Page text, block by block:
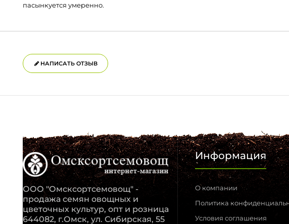
пасынкуется умеренно.
НАПИСАТЬ ОТЗЫВ
ООО "Омсксортсемовощ" -
продажа семян овощных и
цветочных культур, опт и розница
644082, г.Омск, ул. Сибирская, 55
Информация
О компании
Политика
Условия соглашения